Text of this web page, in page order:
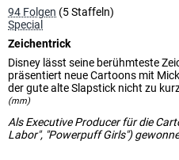
94 Folgen (5 Staffeln)
Special
Zeichentrick
Disney lässt seine berühmteste
präsentiert neue Cartoons mit
der gute alte Slapstick nicht zu
(mm)
Als Executive Producer für die
Labor", "Powerpuff Girls")